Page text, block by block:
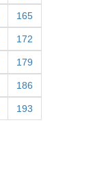
165
172
179
186
193